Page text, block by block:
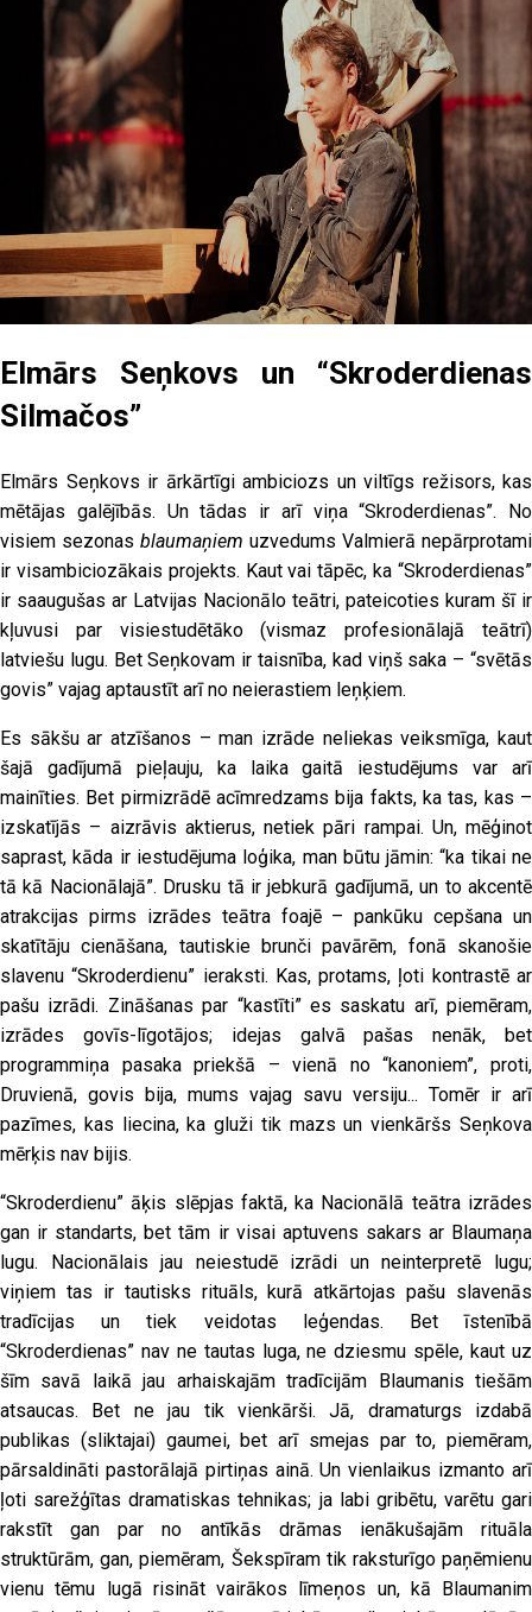
Elmārs Seņkovs un “Skroderdienas
Silmačos”
Elmārs Seņkovs ir ārkārtīgi ambiciozs un viltīgs režisors, kas
mētājas galējībās. Un tādas ir arī viņa “Skroderdienas”. No
visiem sezonas blaumaņiem uzvedums Valmierā nepārprotami
ir visambiciozākais projekts. Kaut vai tāpēc, ka “Skroderdienas”
ir saaugušas ar Latvijas Nacionālo teātri, pateicoties kuram šī ir
kļuvusi par visiestudētāko (vismaz profesionālajā teātrī)
latviešu lugu. Bet Seņkovam ir taisnība, kad viņš saka – “svētās
govis” vajag aptaustīt arī no neierastiem leņķiem.
Es sākšu ar atzīšanos – man izrāde neliekas veiksmīga, kaut
šajā gadījumā pieļauju, ka laika gaitā iestudējums var arī
mainīties. Bet pirmizrādē acīmredzams bija fakts, ka tas, kas –
izskatījās – aizrāvis aktierus, netiek pāri rampai. Un, mēģinot
saprast, kāda ir iestudējuma loģika, man būtu jāmin: “ka tikai ne
tā kā Nacionālajā”. Drusku tā ir jebkurā gadījumā, un to akcentē
atrakcijas pirms izrādes teātra foajē – pankūku cepšana un
skatītāju cienāšana, tautiskie brunči pavārēm, fonā skanošie
slavenu “Skroderdienu” ieraksti. Kas, protams, ļoti kontrastē ar
pašu izrādi. Zināšanas par “kastīti” es saskatu arī, piemēram,
izrādes govīs-līgotājos; idejas galvā pašas nenāk, bet
programmiņa pasaka priekšā – vienā no “kanoniem”, proti,
Druvienā, govis bija, mums vajag savu versiju... Tomēr ir arī
pazīmes, kas liecina, ka gluži tik mazs un vienkāršs Seņkova
mērķis nav bijis.
“Skroderdienu” āķis slēpjas faktā, ka Nacionālā teātra izrādes
gan ir standarts, bet tām ir visai aptuvens sakars ar Blaumaņa
lugu. Nacionālais jau neiestudē izrādi un neinterpretē lugu;
viņiem tas ir tautisks rituāls, kurā atkārtojas pašu slavenās
tradīcijas un tiek veidotas leģendas. Bet īstenībā
“Skroderdienas” nav ne tautas luga, ne dziesmu spēle, kaut uz
šīm savā laikā jau arhaiskajām tradīcijām Blaumanis tiešām
atsaucas. Bet ne jau tik vienkārši. Jā, dramaturgs izdabā
publikas (sliktajai) gaumei, bet arī smejas par to, piemēram,
pārsaldināti pastorālajā pirtiņas ainā. Un vienlaikus izmanto arī
ļoti sarežģītas dramatiskas tehnikas; ja labi gribētu, varētu gari
rakstīt gan par no antīkās drāmas ienākušajām rituāla
struktūrām, gan, piemēram, Šekspīram tik raksturīgo paņēmienu
vienu tēmu lugā risināt vairākos līmeņos un, kā Blaumanim